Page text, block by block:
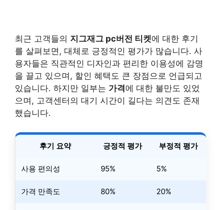
최근 고객들의 지그재그 pc버전 티켓에 대한 후기
를 살펴보면, 대체로 긍정적인 평가가 많습니다. 사
용자들은 직관적인 디자인과 편리한 이용성에 감명
을 끌고 있으며, 할인 혜택도 큰 장점으로 언급되고
있습니다. 하지만 일부는 가격에 대한 불만도 있었
으며, 고객센터의 대기 시간이 길다는 의견도 존재
했습니다.
후기 요약 긍정적 평가 부정적 평가
사용 편의성 95% 5%
가격 만족도 80% 20%